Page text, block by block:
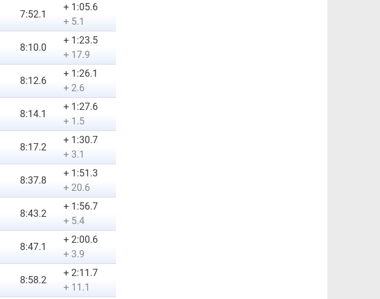
7:52.1
+ 1:05.6
+ 5.1
8:10.0
+ 1:23.5
+ 17.9
8:12.6
+ 1:26.1
+ 2.6
8:14.1
+ 1:27.6
+ 1.5
8:17.2
+ 1:30.7
+ 3.1
8:37.8
+ 1:51.3
+ 20.6
8:43.2
+ 1:56.7
+ 5.4
8:47.1
+ 2:00.6
+ 3.9
8:58.2
+ 2:11.7
+ 11.1